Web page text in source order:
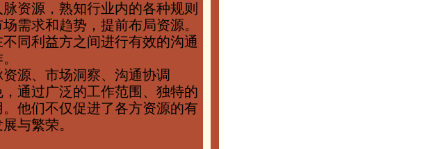
资源，熟知行业内的各种规则
需求和趋势，提前布局资源。
同利益方之间进行有效的沟通
源、市场洞察、沟通协调
通过广泛的工作范围、独特的
他们不仅促进了各方资源的有
与繁荣。